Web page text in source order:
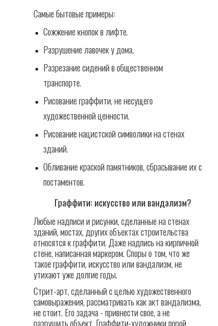
Самые бытовые примеры:
Сожжение кнопок в лифте.
Разрушение лавочек у дома.
Разрезание сидений в общественном
транспорте.
Рисование граффити, не несущего
художественной ценности.
Рисование нацистской символики на стенах
зданий.
Обливание краской памятников, сбрасывание их с
постаментов.
Граффити: искусство или вандализм?
Любые надписи и рисунки, сделанные на стенах
зданий, мостах, других объектах строительства
относятся к граффити. Даже надпись на кирпичной
стене, написанная маркером. Споры о том, что же
такое граффити, искусство или вандализм, не
утихают уже долгие годы.
Стрит-арт, сделанный с целью художественного
самовыражения, рассматривать как акт вандализма,
не стоит. Его задача - привнести свое, а не
разрушить объект. Граффити-художники порой